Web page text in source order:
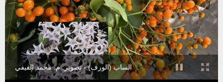
الساب (الورف) - تصوير: م. محمد الفيفي